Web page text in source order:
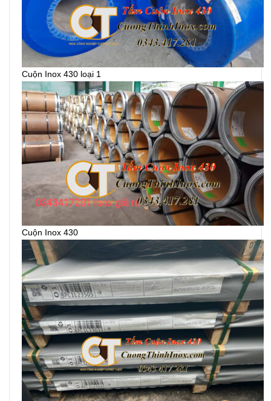
Cuộn Inox 430 loại 1
Cuộn Inox 430